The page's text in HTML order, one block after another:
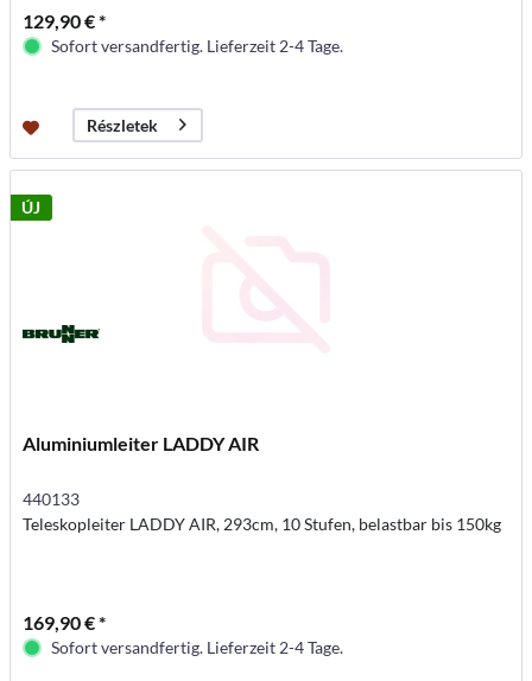
129,90 € *
Sofort versandfertig. Lieferzeit 2-4 Tage.
Részletek
ÚJ
Aluminiumleiter LADDY AIR
440133
Teleskopleiter LADDY AIR, 293cm, 10 Stufen, belastbar bis 150kg
169,90 € *
Sofort versandfertig. Lieferzeit 2-4 Tage.